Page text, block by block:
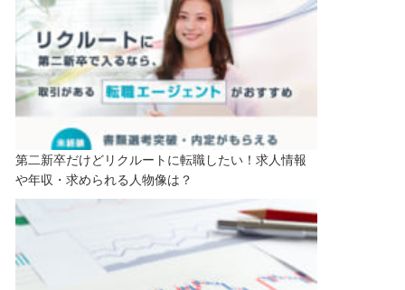
第二新卒だけどリクルートに転職したい！求人情報
や年収・求められる人物像は？